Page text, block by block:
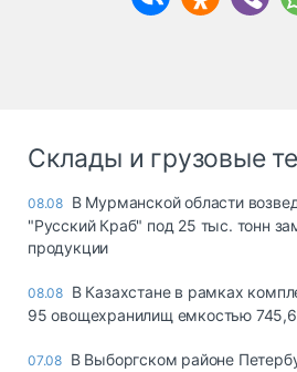
Склады и грузовые
08.08 В Мурманской области
"Русский Краб" под 25 тыс. тонн
продукции
08.08 В Казахстане в рамках
95 овощехранилищ емкостью
07.08 В Выборгском районе